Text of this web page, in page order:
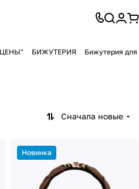
БИЖУТЕРИЯ Бижутерия для
Сначала новые
Новинка